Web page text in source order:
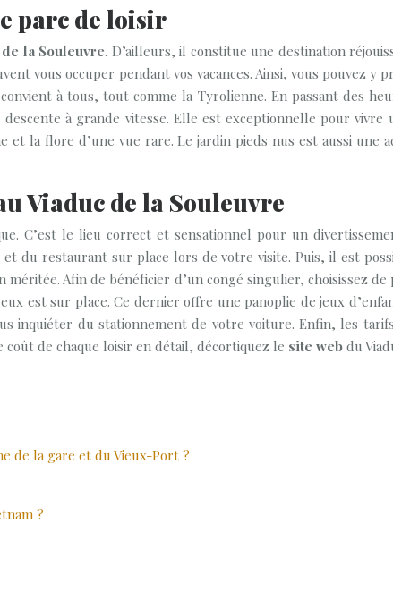
parc de loisir
la Souleuvre. D’ailleurs, il constitue une destination
vous occuper pendant vos vacances. Ainsi, vous pouvez
à tous, tout comme la Tyrolienne. En passant des
à grande vitesse. Elle est exceptionnelle pour vivre
et la flore d’une vue rare. Le jardin pieds nus est aussi
Viaduc de la Souleuvre
C’est le lieu correct et sensationnel pour un
du restaurant sur place lors de votre visite. Puis, il est
Afin de bénéficier d’un congé singulier, choisissez
est sur place. Ce dernier offre une panoplie de jeux
inquiéter du stationnement de votre voiture. Enfin, les
coût de chaque loisir en détail, décortiquez le site web du
de la gare et du Vieux-Port ?
?